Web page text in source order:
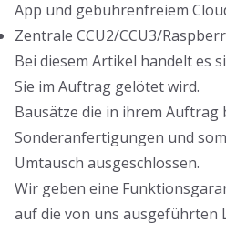
App und gebührenfreiem
Zentrale CCU2/CCU3/
Bei diesem Artikel handelt es
Sie im Auftrag gelötet wird.
Bausätze die in ihrem Auftrag
Sonderanfertigungen und
Umtausch ausgeschlossen.
Wir geben eine
auf die von uns ausgeführten